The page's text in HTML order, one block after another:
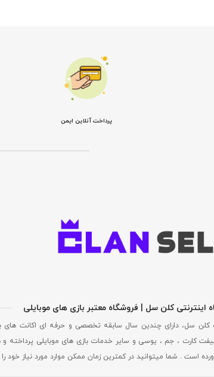
پرداخت آنلاین ایمن
اینترنتی کلن سل | فروشگاه معتبر بازی های موبایلی
کلن سل، دارای چندین سال سابقه تخصصی و حرفه ای اکانت های
کارت ، جم ، یوسی و سایر خدمات بازی های موبایلی پرداخته
است . شما میتوانید در کمترین زمان ممکن موارد مورد نیاز